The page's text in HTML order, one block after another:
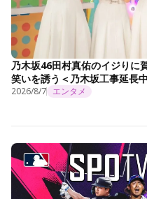
乃木坂46田村真佑のイジりに
笑いを誘う＜乃木坂工事延長
2026/8/7 エンタメ